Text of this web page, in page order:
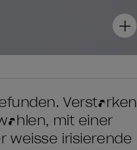
Verstärken
mit einer
weisse irisierende